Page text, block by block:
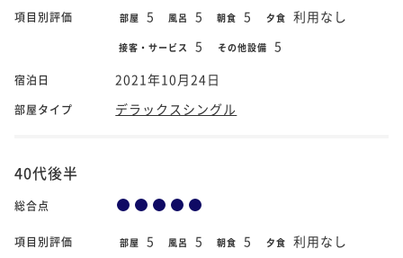
項目別評価 部屋 5 風呂 5 朝食 5 夕食 利用なし
接客・サービス 5 その他設備 5
宿泊日 2021年10月24日
部屋タイプ デラックスシングル
40代後半
総合点
項目別評価 部屋 5 風呂 5 朝食 5 夕食 利用なし